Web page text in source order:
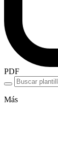
PDF
Más